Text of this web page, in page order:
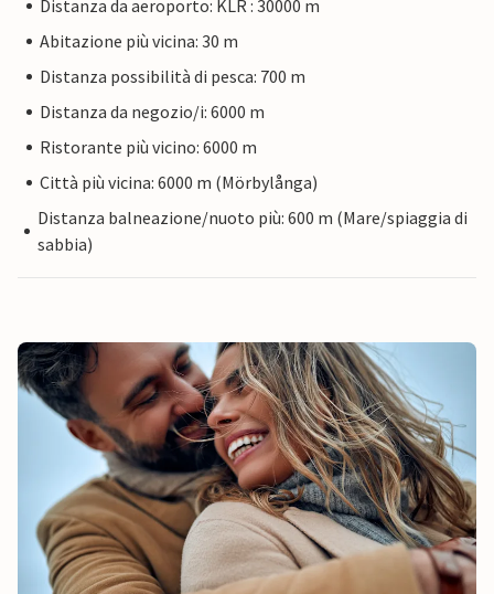
Distanza da aeroporto: KLR : 30000 m
Abitazione più vicina: 30 m
Distanza possibilità di pesca: 700 m
Distanza da negozio/i: 6000 m
Ristorante più vicino: 6000 m
Città più vicina: 6000 m (Mörbylånga)
Distanza balneazione/nuoto più: 600 m (Mare/spiaggia di
sabbia)